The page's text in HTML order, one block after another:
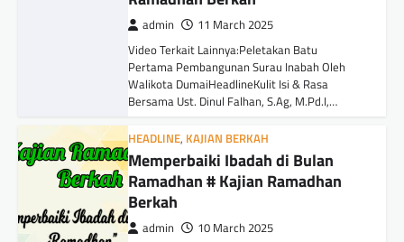
admin 11 March 2025
Video Terkait Lainnya:Peletakan Batu
Pertama Pembangunan Surau Inabah Oleh
Walikota DumaiHeadlineKulit Isi & Rasa
Bersama Ust. Dinul Falhan, S.Ag, M.Pd.I,…
HEADLINE, KAJIAN BERKAH
Memperbaiki Ibadah di Bulan
Ramadhan # Kajian Ramadhan
Berkah
admin 10 March 2025